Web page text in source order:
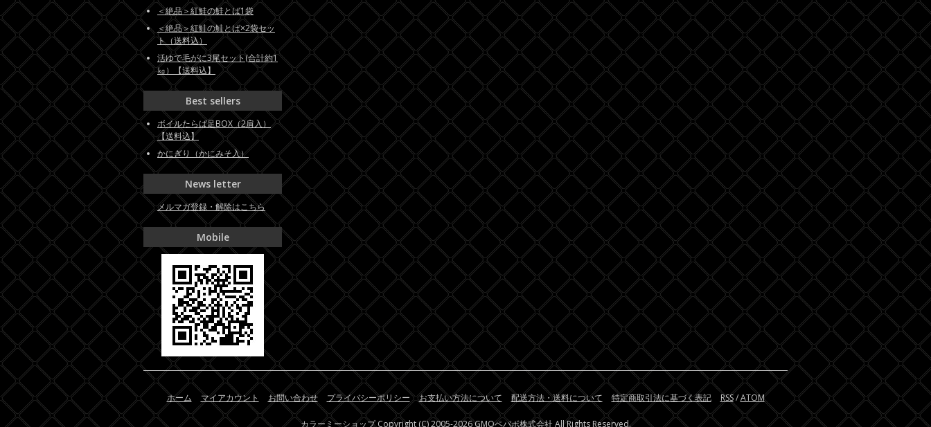
＜絶品＞紅鮭の鮭とば1袋
＜絶品＞紅鮭の鮭とば×2袋セッ
ト（送料込）
活ゆで毛がに3尾セット(合計約1
㎏）【送料込】
Best sellers
ボイルたらば足BOX（2肩入）
【送料込】
かにぎり（かにみそ入）
News letter
メルマガ登録・解除はこちら
Mobile
ホーム マイアカウント お問い合わせ プライバシーポリシー お支払い方法について 配送方法・送料について 特定商取引法に基づく表記 RSS/ATOM
カラーミーショップCopyright (C) 2005-2026GMOペパボ株式会社 All Rights Reserved.